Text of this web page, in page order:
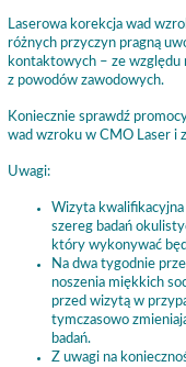
Laserowa korekcja wad
różnych przyczyn pragną
kontaktowych – ze
z powodów zawodowych.
Koniecznie sprawdź
wad wzroku w CMO Laser i
Uwagi:
Wizyta kwalifikacyjna
szereg badań
który wykonywać
Na dwa tygodnie
noszenia miękkich
przed wizytą w
tymczasowo
badań.
Z uwagi na